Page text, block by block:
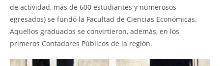
de actividad, más de 600 estudiantes y numerosos
egresados) se fundó la Facultad de Ciencias Económicas.
Aquellos graduados se convirtieron, además, en los
primeros Contadores Públicos de la región.